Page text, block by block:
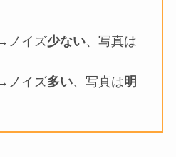
ノイズ少ない、写真は
ノイズ多い、写真は明